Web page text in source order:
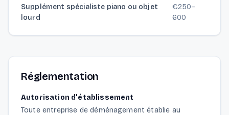
Supplément spécialiste piano ou objet
lourd
€250–
600
Réglementation
Autorisation d'établissement
Toute entreprise de déménagement établie au